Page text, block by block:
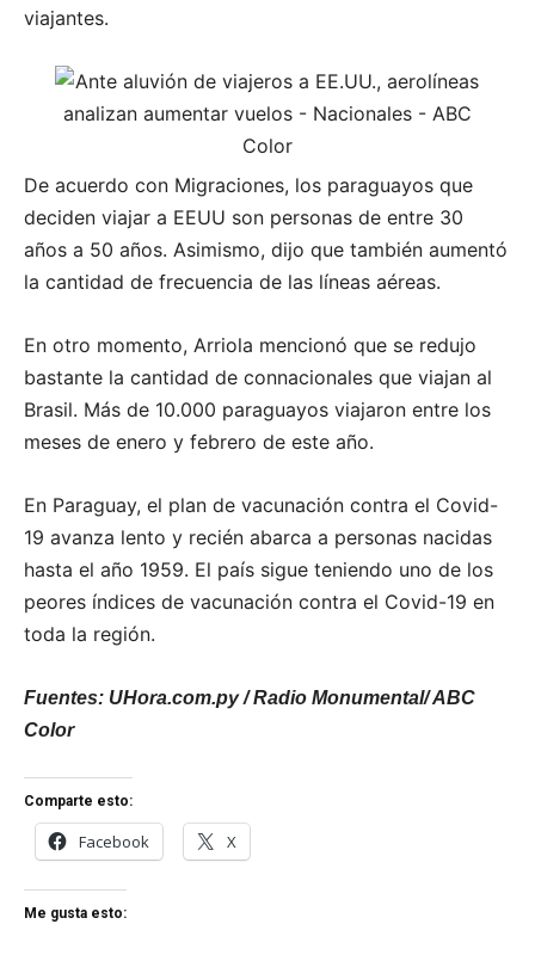
viajantes.
De acuerdo con Migraciones, los paraguayos que
deciden viajar a EEUU son personas de entre 30
años a 50 años. Asimismo, dijo que también aumentó
la cantidad de frecuencia de las líneas aéreas.
En otro momento, Arriola mencionó que se redujo
bastante la cantidad de connacionales que viajan al
Brasil. Más de 10.000 paraguayos viajaron entre los
meses de enero y febrero de este año.
En Paraguay, el plan de vacunación contra el Covid-
19 avanza lento y recién abarca a personas nacidas
hasta el año 1959. El país sigue teniendo uno de los
peores índices de vacunación contra el Covid-19 en
toda la región.
Fuentes: UHora.com.py / Radio Monumental/ ABC
Color
Comparte esto:
Facebook X
Me gusta esto: